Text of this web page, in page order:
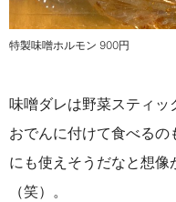
特製味噌ホルモン 900円
味噌ダレは野菜スティッ
おでんに付けて食べる
にも使えそうだなと想
（笑）。